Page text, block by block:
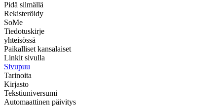
Pidä silmällä
Rekisteröidy
SoMe
Tiedotuskirje
yhteisössä
Paikalliset kansalaiset
Linkit sivulla
Sivupuu
Tarinoita
Kirjasto
Tekstiuniversumi
Automaattinen päivitys